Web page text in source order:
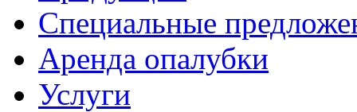
Специальные
Аренда опалубки
Услуги